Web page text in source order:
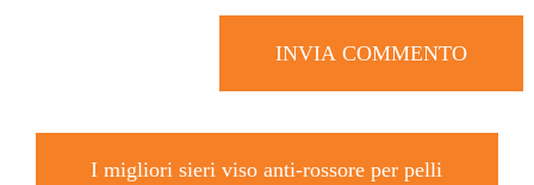
I migliori sieri viso anti-rossore per pelli